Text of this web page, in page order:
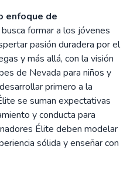
enfoque de
formar a los jóvenes
pasión duradera por el
y más allá, con la visión
de Nevada para niños y
primero a la
se suman expectativas
y conducta para
Élite deben modelar
sólida y enseñar con